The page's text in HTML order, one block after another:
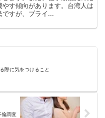
す傾向があります。台湾人は
すが、プライ...
際に気をつけること
倫調査